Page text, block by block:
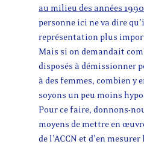
au milieu des années 1990
personne ici ne va dire
représentation plus
Mais si on demandait
disposés à démissionner
à des femmes, combien y
soyons un peu moins
Pour ce faire, donnons-
moyens de mettre en
de l’ACCN et d’en